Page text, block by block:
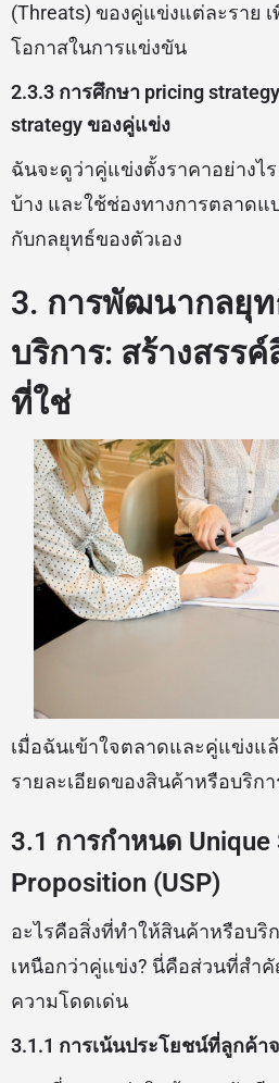
(Threats) ของคู่แข่งแต่ละราย
โอกาสในการแข่งขัน
2.3.3 การศึกษา pricing
strategy ของคู่แข่ง
ฉันจะดูว่าคู่แข่งตั้งราคาอย่างไ
บ้าง และใช้ช่องทางการตลาดแ
กับกลยุทธ์ของตัวเอง
3. การพัฒนากลยุ
บริการ: สร้างสรร
ที่ใช่
เมื่อฉันเข้าใจตลาดและคู่แข่งแ
รายละเอียดของสินค้าหรือบริก
3.1 การกำหนด Unique
Proposition (USP)
อะไรคือสิ่งที่ทำให้สินค้าหรือบริ
เหนือกว่าคู่แข่ง? นี่คือส่วนที่สำ
ความโดดเด่น
3.1.1 การเน้นประโยชน์ที่ลูกค้า